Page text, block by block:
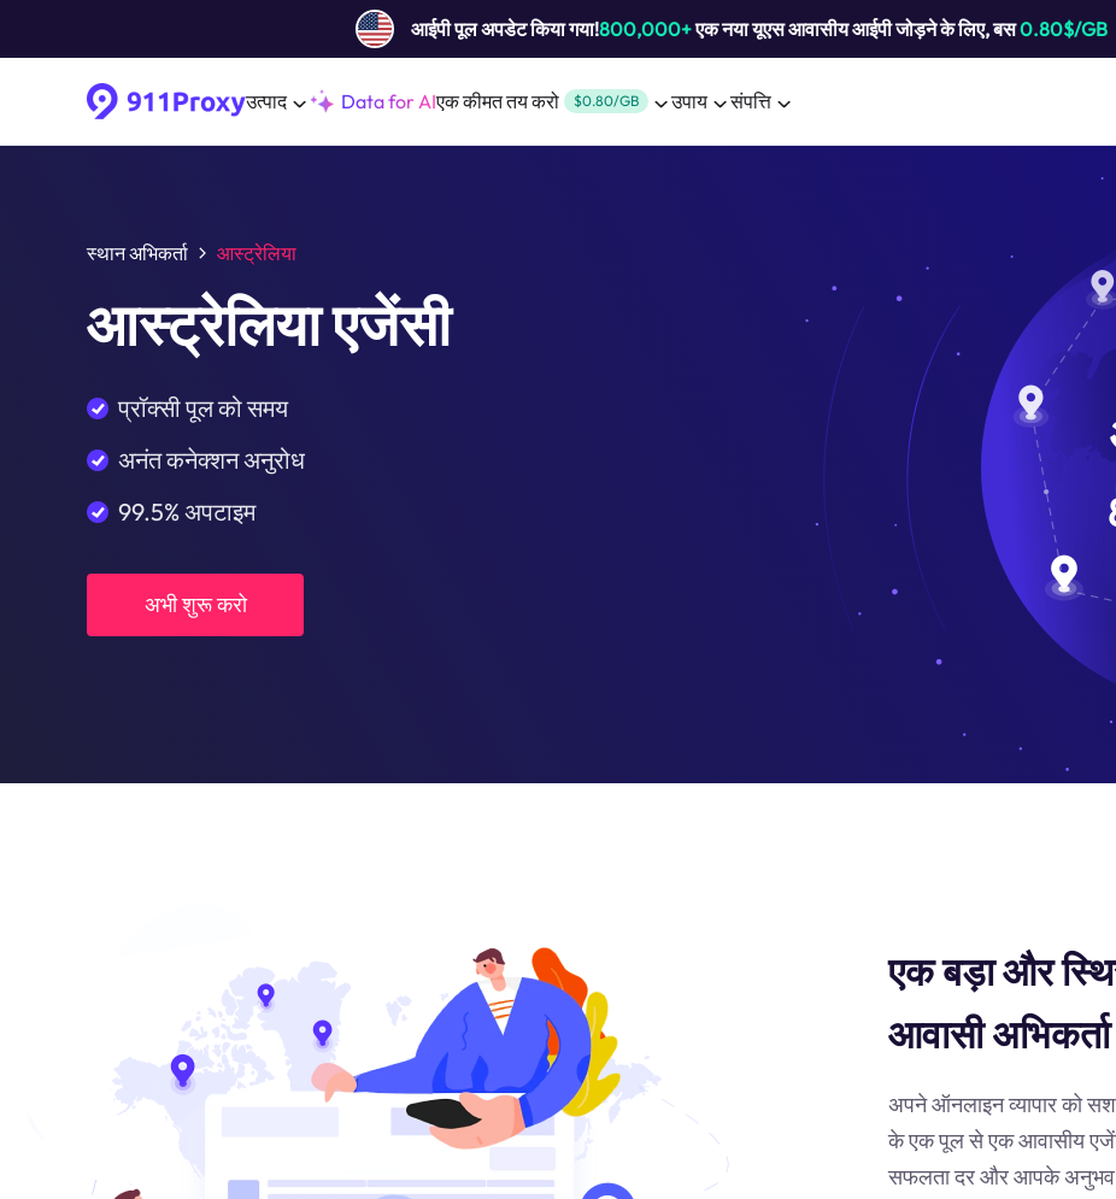
आईपी ​​पूल अपडेट किया गया!800,000+एक नया यूएस आवासीय आईपी जोड़ने के लिए, बस0.80$/GB
उत्पाद Data for AIएक कीमत तय करो $0.80/GB उपाय संपत्ति
स्थान अभिकर्ता आस्ट्रेलिया
आस्ट्रेलिया एजेंसी
प्रॉक्सी पूल को समय
अनंत कनेक्शन अनुरोध
99.5% अपटाइम
अभी शुरू करो
एक बड़ा और
आवासी अभिकर्ता
अपने ऑनलाइन व्यापार को
के एक पूल से एक आवासीय
सफलता दर और आपके अनुभव